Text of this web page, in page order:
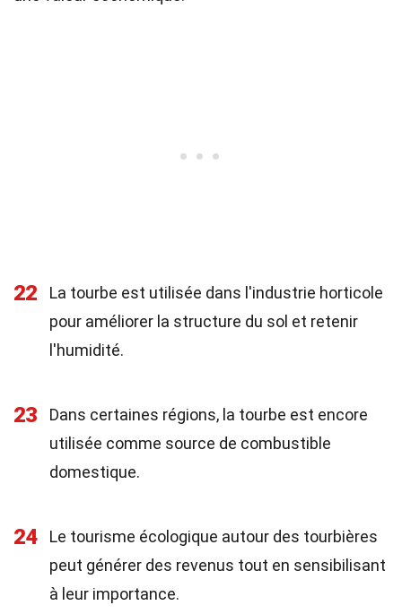
22
La tourbe est utilisée dans l'industrie horticole
pour améliorer la structure du sol et retenir
l'humidité.
23
Dans certaines régions, la tourbe est encore
utilisée comme source de combustible
domestique.
24
Le tourisme écologique autour des tourbières
peut générer des revenus tout en sensibilisant
à leur importance.